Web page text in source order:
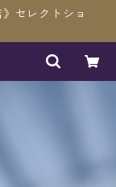
セレクトショ